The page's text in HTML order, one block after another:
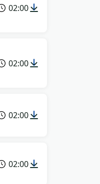
02:00
02:00
02:00
02:00